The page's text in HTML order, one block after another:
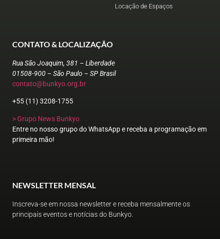
Locação de Espaços
CONTATO & LOCALIZAÇÃO
Rua São Joaquim, 381 – Liberdade
01508-900 – São Paulo – SP Brasil
contato@bunkyo.org.br
+55 (11) 3208-1755
> Grupo News Bunkyo
Entre no nosso grupo do WhatsApp e receba a programação em
primeira mão!
NEWSLETTER MENSAL
Inscreva-se em nossa newsletter e receba mensalmente os
principais eventos e notícias do Bunkyo.